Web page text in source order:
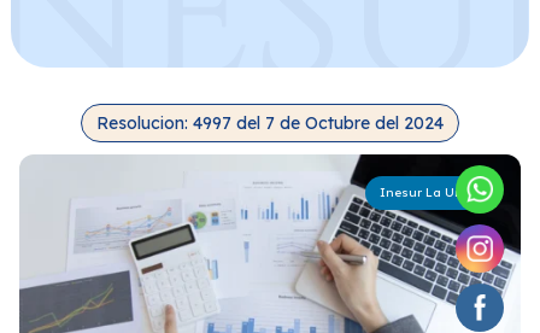
Inesur La Unión
Resolucion: 4997 del 7 de Octubre del 2024